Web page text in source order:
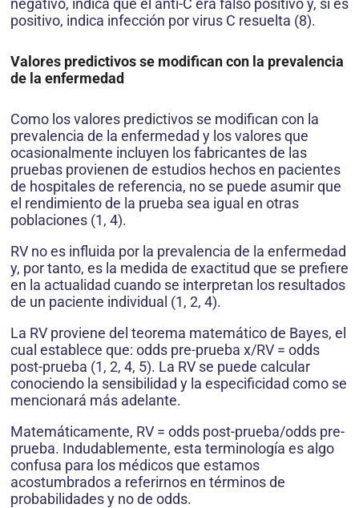
negativo, indica que el anti-C era falso positivo y, si es
positivo, indica infección por virus C resuelta (8).
Valores predictivos se modifican con la prevalencia
de la enfermedad
Como los valores predictivos se modifican con la
prevalencia de la enfermedad y los valores que
ocasionalmente incluyen los fabricantes de las
pruebas provienen de estudios hechos en pacientes
de hospitales de referencia, no se puede asumir que
el rendimiento de la prueba sea igual en otras
poblaciones (1, 4).
RV no es influida por la prevalencia de la enfermedad
y, por tanto, es la medida de exactitud que se prefiere
en la actualidad cuando se interpretan los resultados
de un paciente individual (1, 2, 4).
La RV proviene del teorema matemático de Bayes, el
cual establece que: odds pre-prueba x/RV = odds
post-prueba (1, 2, 4, 5). La RV se puede calcular
conociendo la sensibilidad y la especificidad como se
mencionará más adelante.
Matemáticamente, RV = odds post-prueba/odds pre-
prueba. Indudablemente, esta terminología es algo
confusa para los médicos que estamos
acostumbrados a referirnos en términos de
probabilidades y no de odds.